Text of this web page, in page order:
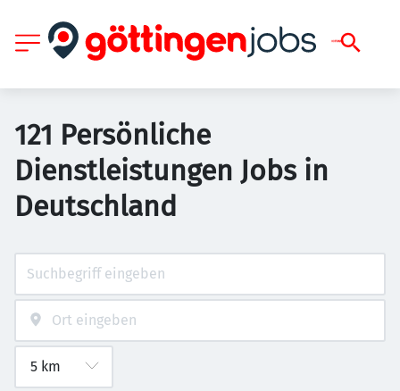
121 Persönliche
Dienstleistungen Jobs in
Deutschland